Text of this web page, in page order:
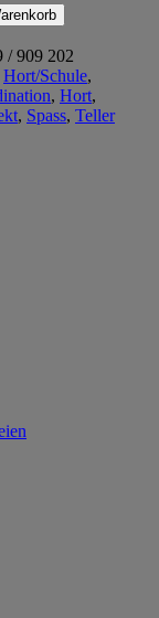
/ 909 202
Hort/Schule,
, Hort,
, Spass, Teller